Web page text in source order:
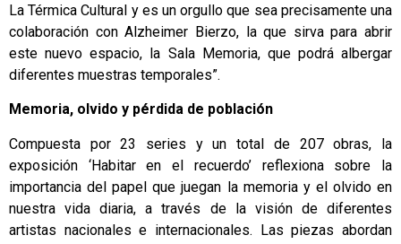
La Térmica Cultural y es un orgullo que sea precisamente una
colaboración con Alzheimer Bierzo, la que sirva para abrir
este nuevo espacio, la Sala Memoria, que podrá albergar
diferentes muestras temporales”.
Memoria, olvido y pérdida de población
Compuesta por 23 series y un total de 207 obras, la
exposición ‘Habitar en el recuerdo’ reflexiona sobre la
importancia del papel que juegan la memoria y el olvido en
nuestra vida diaria, a través de la visión de diferentes
artistas nacionales e internacionales. Las piezas abordan